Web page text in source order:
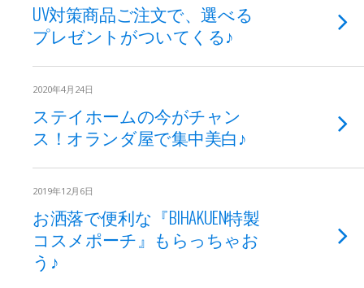
UV対策商品ご注文で、選べる
プレゼントがついてくる♪
2020年4月24日
ステイホームの今がチャン
ス！オランダ屋で集中美白♪
2019年12月6日
お洒落で便利な『BIHAKUEN特製
コスメポーチ』もらっちゃお
う♪